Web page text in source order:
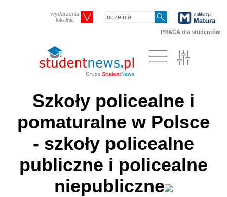
wydarzenia
lokalnie
PRACA dla studentów
Szkoły policealne i
pomaturalne w Polsce
- szkoły policealne
publiczne i policealne
niepubliczne